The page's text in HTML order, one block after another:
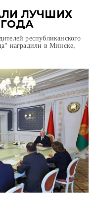
ЛУЧШИХ
ГОДА
республиканского
наградили в Минске,